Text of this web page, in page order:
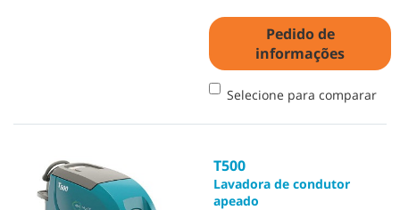
Pedido de
informações
Selecione para comparar
T500
Lavadora de condutor
apeado